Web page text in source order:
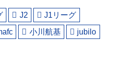
J2
J1リーグ
小川航基
jubilo